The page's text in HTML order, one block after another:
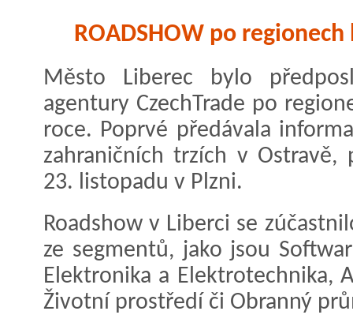
ROADSHOW po
Město Liberec bylo
agentury CzechTrade po
roce. Poprvé předávala
zahraničních trzích v
23. listopadu v Plzni.
Roadshow v Liberci se
ze segmentů, jako jsou
Elektronika a Elektrotechnika,
Životní prostředí či Obranný